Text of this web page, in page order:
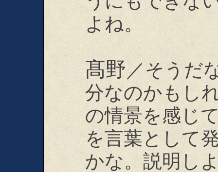
よね。
髙野 ／そうだ
分なのかもし
の情景を感じ
を言葉として
かな。説明し